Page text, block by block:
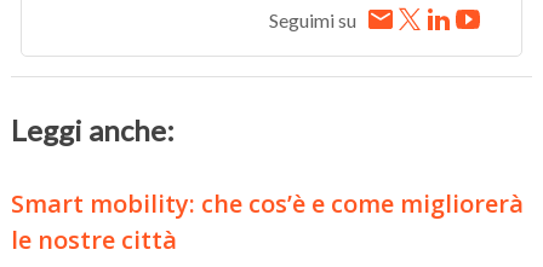
Seguimi su
Leggi anche:
Smart mobility: che cos’è e come migliorerà
le nostre città